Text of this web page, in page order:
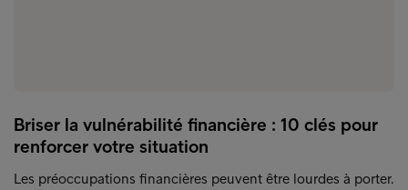
Briser la vulnérabilité financière : 10 clés pour
renforcer votre situation
Les préoccupations financières peuvent être lourdes à porter.